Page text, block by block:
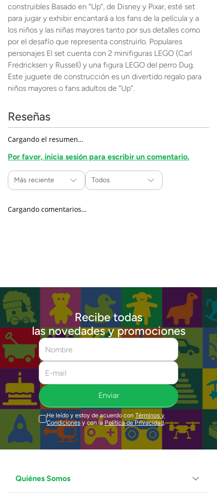
construibles Basado en “Up”, de Disney y Pixar, esté set
para jugar y exhibir encantará a los fans de la película y a
los niños y las niñas mayores tanto por sus detalles como
por el desafío que representa construirlo. Populares
personajes El set cuenta con 2 minifiguras LEGO (Carl
Fredricksen y Russell) y una figura LEGO del perro Dug.
Este juguete de construcción es un divertido regalo para
niños mayores o fans adultos de “Up”.
Reseñas
Cargando el resumen…
Por favor, inicia sesión para escribir un comentario.
Más reciente Todos
Cargando comentarios…
Recibe todas
las novedades y promociones
Enviar
He leído y estoy de acuerdo con Términos y
Condiciones y con la Política de Privacidad.
Quiénes Somos